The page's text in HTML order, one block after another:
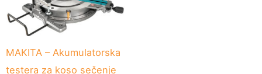
MAKITA – Akumulatorska
testera za koso sečenje